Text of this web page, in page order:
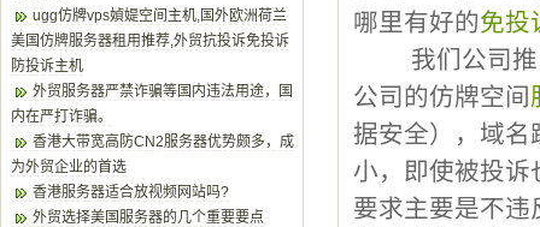
哪里有好的免投
我们公司推
公司的仿牌空间
据安全），域名
小，即使被投诉
要求主要是不
ugg仿牌vps媜媞空间主机,国外欧洲荷兰
美国仿牌服务器租用推荐,外贸抗投诉免投诉
防投诉主机
外贸服务器严禁诈骗等国内违法用途，国
内在严打诈骗。
香港大带宽高防CN2服务器优势颇多，成
为外贸企业的首选
香港服务器适合放视频网站吗?
外贸选择美国服务器的几个重要要点